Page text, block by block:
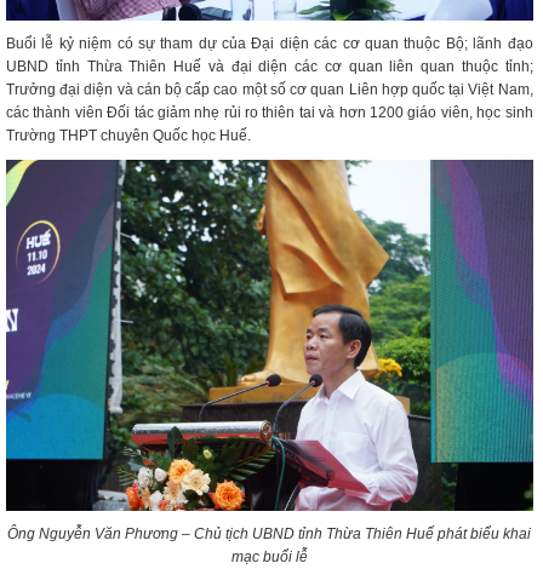
Buổi lễ kỷ niệm có sự tham dự của Đại diện các cơ quan thuộc Bộ; lãnh đạo
UBND tỉnh Thừa Thiên Huế và đại diện các cơ quan liên quan thuộc tỉnh;
Trưởng đại diện và cán bộ cấp cao một số cơ quan Liên hợp quốc tại Việt Nam,
các thành viên Đối tác giảm nhẹ rủi ro thiên tai và hơn 1200 giáo viên, học sinh
Trường THPT chuyên Quốc học Huế.
Ông Nguyễn Văn Phương – Chủ tịch UBND tỉnh Thừa Thiên Huế phát biểu khai
mạc buổi lễ